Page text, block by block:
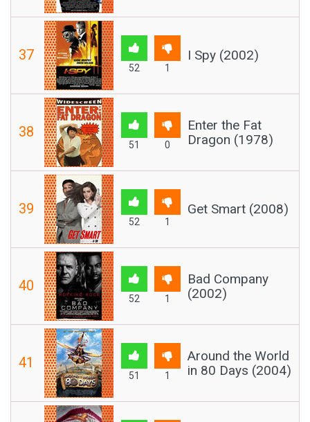
37
52 1
I Spy (2002)
38
51 0
Enter the Fat
Dragon (1978)
39
52 1
Get Smart (2008)
40
52 1
Bad Company
(2002)
41
51 1
Around the World
in 80 Days (2004)